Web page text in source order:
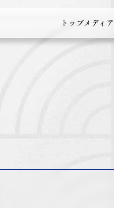
トップ メディア